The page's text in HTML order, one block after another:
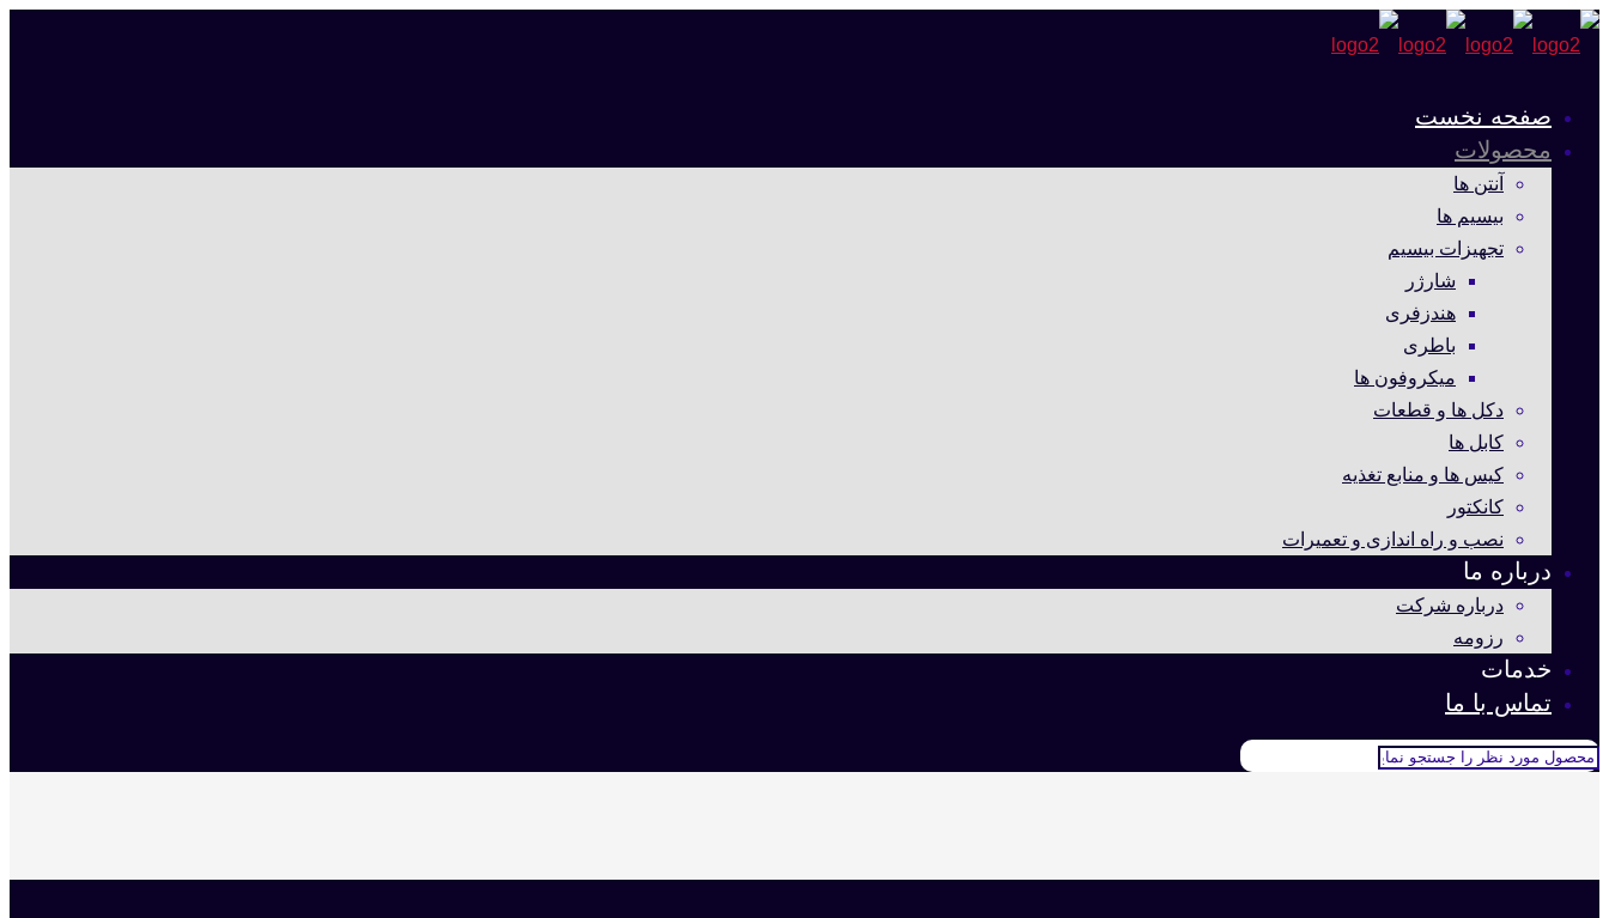
صفحه نخست
محصولات
آنتن ها
بیسیم ها
تجهیزات بیسیم
شارژر
هندزفری
باطری
میکروفون ها
دکل ها و قطعات
کابل ها
کیس ها و منابع تغذیه
کانکتور
نصب و راه اندازی و تعمیرات
درباره ما
درباره شرکت
رزومه
خدمات
تماس با ما